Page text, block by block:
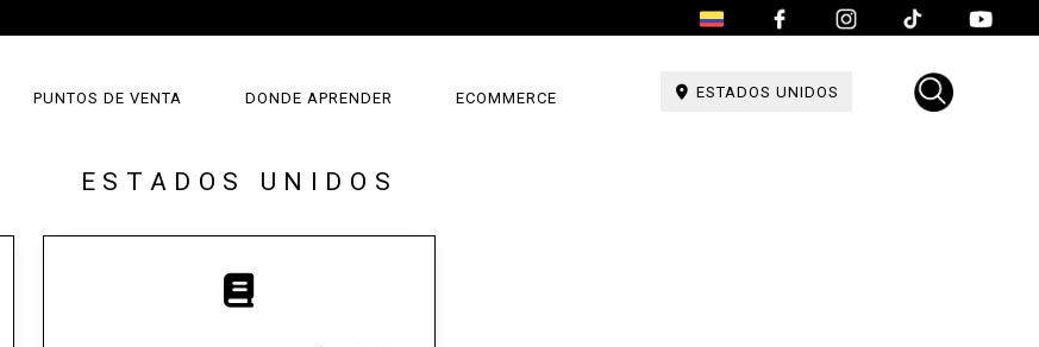
PUNTOS DE VENTA DONDE APRENDER ECOMMERCE ESTADOS UNIDOS
ESTADOS UNIDOS